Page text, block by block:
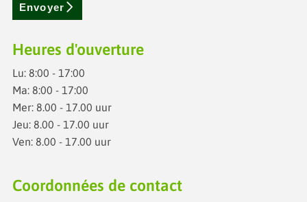
Envoyer
Heures d'ouverture
Lu: 8:00 - 17:00
Ma: 8:00 - 17:00
Mer: 8.00 - 17.00 uur
Jeu: 8.00 - 17.00 uur
Ven: 8.00 - 17.00 uur
Coordonnées de contact